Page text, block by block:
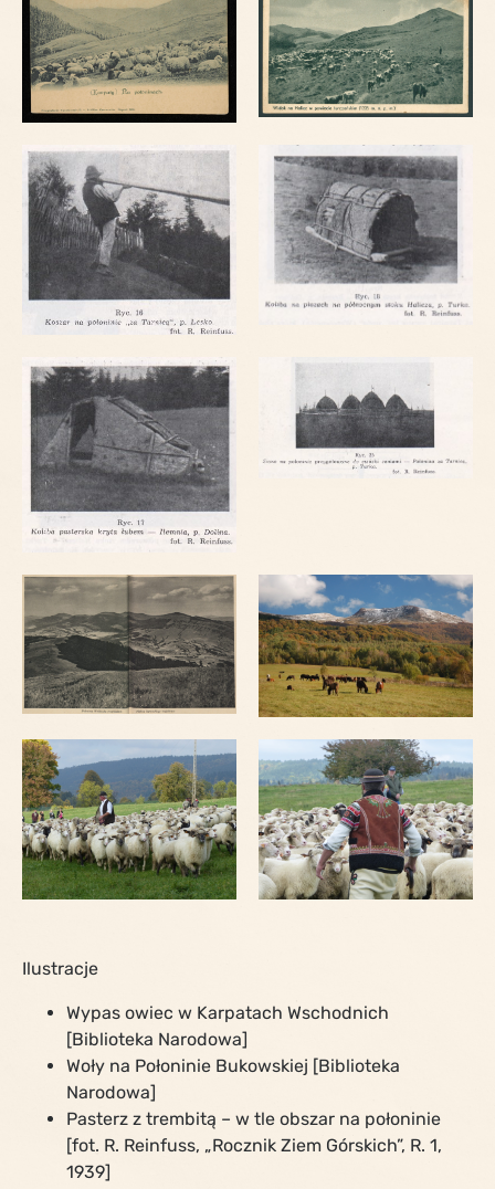
Ilustracje
Wypas owiec w Karpatach Wschodnich
[Biblioteka Narodowa]
Woły na Połoninie Bukowskiej [Biblioteka
Narodowa]
Pasterz z trembitą – w tle obszar na połoninie
[fot. R. Reinfuss, „Rocznik Ziem Górskich”, R. 1,
1939]